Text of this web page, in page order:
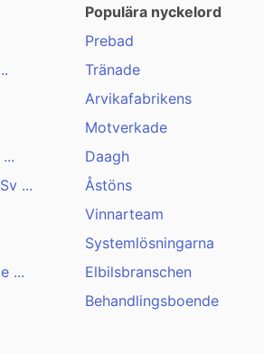
...
...
Populära nyckelord
Prebad
Tränade
Arvikafabrikens
Motverkade
Daagh
Åstöns
Vinnarteam
Systemlösningarna
Elbilsbranschen
Behandlingsboende